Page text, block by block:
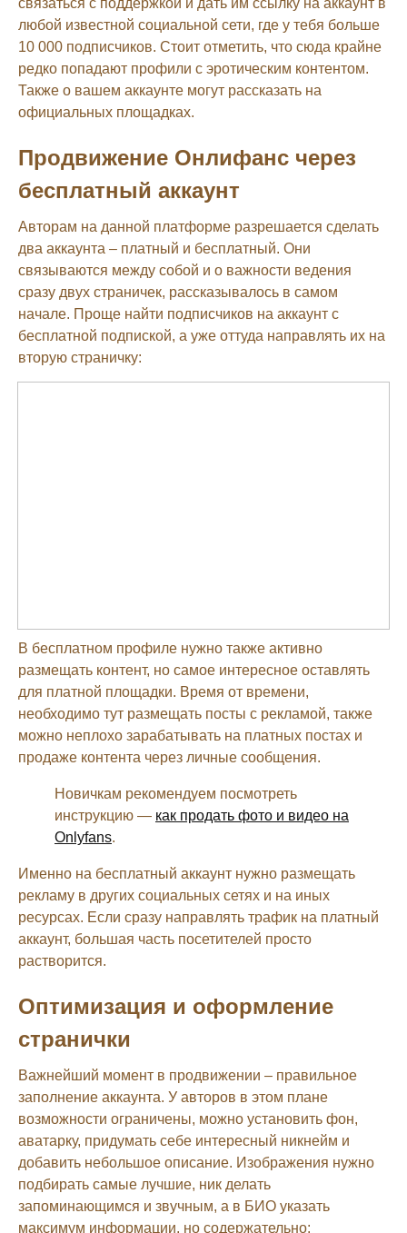
любой известной социальной сети, где у тебя больше
10 000 подписчиков. Стоит отметить, что сюда крайне
редко попадают профили с эротическим контентом.
Также о вашем аккаунте могут рассказать на
официальных площадках.
Продвижение Онлифанс через
бесплатный аккаунт
Авторам на данной платформе разрешается сделать
два аккаунта – платный и бесплатный. Они
связываются между собой и о важности ведения
сразу двух страничек, рассказывалось в самом
начале. Проще найти подписчиков на аккаунт с
бесплатной подпиской, а уже оттуда направлять их на
вторую страничку:
В бесплатном профиле нужно также активно
размещать контент, но самое интересное оставлять
для платной площадки. Время от времени,
необходимо тут размещать посты с рекламой, также
можно неплохо зарабатывать на платных постах и
продаже контента через личные сообщения.
Новичкам рекомендуем посмотреть
инструкцию — как продать фото и видео на
Onlyfans.
Именно на бесплатный аккаунт нужно размещать
рекламу в других социальных сетях и на иных
ресурсах. Если сразу направлять трафик на платный
аккаунт, большая часть посетителей просто
растворится.
Оптимизация и оформление
странички
Важнейший момент в продвижении – правильное
заполнение аккаунта. У авторов в этом плане
возможности ограничены, можно установить фон,
аватарку, придумать себе интересный никнейм и
добавить небольшое описание. Изображения нужно
подбирать самые лучшие, ник делать
запоминающимся и звучным, а в БИО указать
максимум информации, но содержательно: